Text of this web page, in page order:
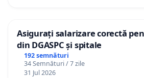
Asigurați salarizare corectă
din DGASPC și spitale
192 semnături
34 Semnături / 7 zile
31 Jul 2026